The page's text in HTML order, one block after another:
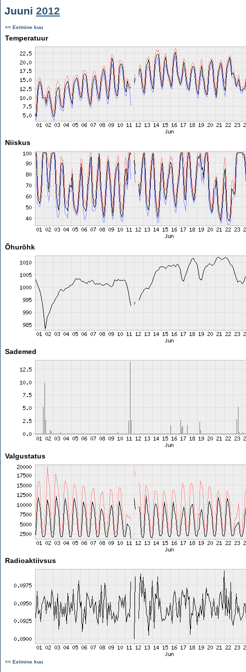
Juuni 2012
<< Eelmine kuu
Temperatuur
Niiskus
Õhurõhk
Sademed
Valgustatus
Radioaktiivsus
<< Eelmine kuu